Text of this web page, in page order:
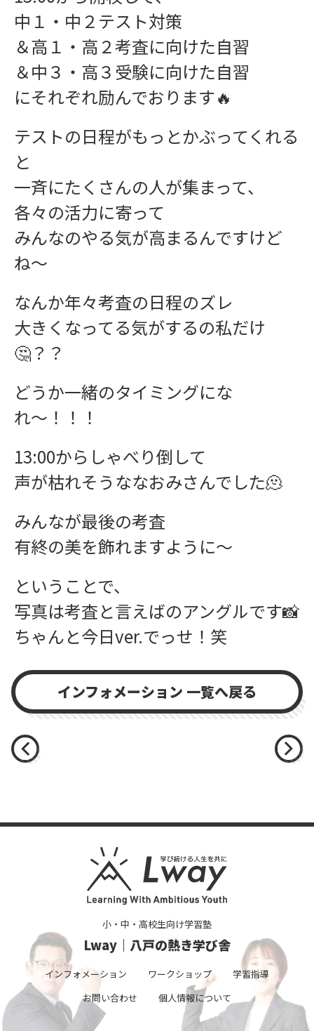
学習指導
インフォメーション
お問い合わせ
中１・中２テスト対策
＆高１・高２考査に向けた自習
＆中３・高３受験に向けた自習
にそれぞれ励んでおります🔥
テストの日程がもっとかぶってくれる
と
一斉にたくさんの人が集まって、
各々の活力に寄って
みんなのやる気が高まるんですけど
ね〜
なんか年々考査の日程のズレ
大きくなってる気がするの私だけ
🤔？？
どうか一緒のタイミングにな
れ〜！！！
13:00からしゃべり倒して
声が枯れそうななおみさんでした🫠
みんなが最後の考査
有終の美を飾れますように〜
ということで、
写真は考査と言えばのアングルです📸
ちゃんと今日ver.でっせ！笑
インフォメーション 一覧へ戻る
小・中・高校生向け学習塾
Lway｜八戸の熱き学び舎
インフォメーション ワークショップ
学習指導
お問い合わせ
個人情報について